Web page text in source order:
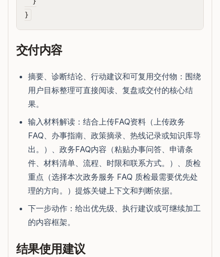
交付内容
摘要、诊断结论、行动建议和可复用交付物：围绕
用户目标整理可直接阅读、复盘或交付的核心结
果。
输入材料解读：结合上传FAQ资料（上传政务
FAQ、办事指南、政策摘录、热线记录或知识库导
出。）、政务FAQ内容（粘贴办事问答、申请条
件、材料清单、流程、时限和联系方式。）、质检
重点（选择本次政务服务 FAQ 质检最需要优先处
理的方向。）提炼关键上下文和判断依据。
下一步动作：给出优先级、执行建议或可继续加工
的内容框架。
结果使用建议